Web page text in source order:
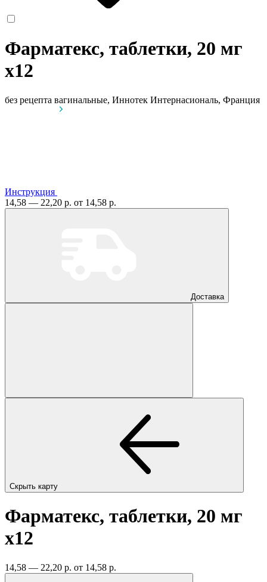
Фарматекс, таблетки, 20 мг
x12
без рецепта вагинальные, Иннотек Интернасиональ, Франция
Инструкция
14,58 — 22,20 р. от 14,58 р.
Доставка
Скрыть карту
Фарматекс, таблетки, 20 мг
x12
14,58 — 22,20 р. от 14,58 р.